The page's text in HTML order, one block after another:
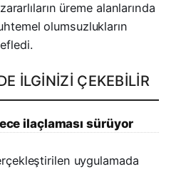
üreme alanlarında
olumsuzlukların
İLGINIZI ÇEKEBILIR
ilaçlaması sürüyor
uygulamada